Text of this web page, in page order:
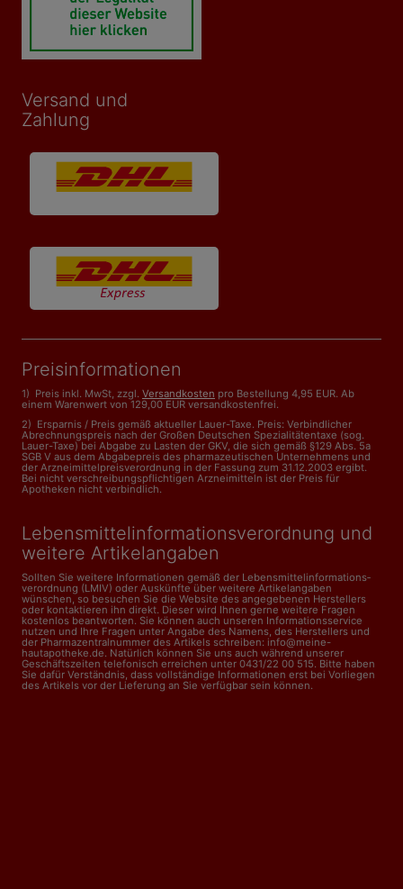
Versand und
Zahlung
Preisinformationen
1) Preis inkl. MwSt, zzgl. Versandkosten pro Bestellung 4,95 EUR. Ab
einem Warenwert von 129,00 EUR versandkostenfrei.
2) Ersparnis / Preis gemäß aktueller Lauer-Taxe. Preis: Verbindlicher
Abrechnungspreis nach der Großen Deutschen Spezialitätentaxe (sog.
Lauer-Taxe) bei Abgabe zu Lasten der GKV, die sich gemäß §129 Abs. 5a
SGB V aus dem Abgabepreis des pharmazeutischen Unternehmens und
der Arzneimittelpreisverordnung in der Fassung zum 31.12.2003 ergibt.
Bei nicht verschreibungspflichtigen Arzneimitteln ist der Preis für
Apotheken nicht verbindlich.
Lebensmittelinformations­verordnung und
weitere Artikelangaben
Sollten Sie weitere Informationen gemäß der Lebensmittel­informations­
verordnung (LMIV) oder Auskünfte über weitere Artikelangaben
wünschen, so besuchen Sie die Website des angegebenen Herstellers
oder kontaktieren ihn direkt. Dieser wird Ihnen gerne weitere Fragen
kostenlos beantworten. Sie können auch unseren Informationsservice
nutzen und Ihre Fragen unter Angabe des Namens, des Herstellers und
der Pharmazentralnummer des Artikels schreiben: info@meine-
hautapotheke.de. Natürlich können Sie uns auch während unserer
Geschäftszeiten telefonisch erreichen unter 0431/22 00 515. Bitte haben
Sie dafür Verständnis, dass vollständige Informationen erst bei Vorliegen
des Artikels vor der Lieferung an Sie verfügbar sein können.